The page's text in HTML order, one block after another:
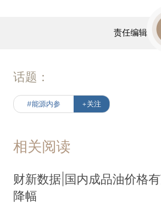
责任编辑：
话题：
#能源内参 +关注
相关阅读
财新数据|国内成品油价格
降幅